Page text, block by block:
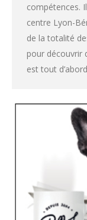
compétences.
centre Lyon-
de la totalité
pour découvrir
est tout